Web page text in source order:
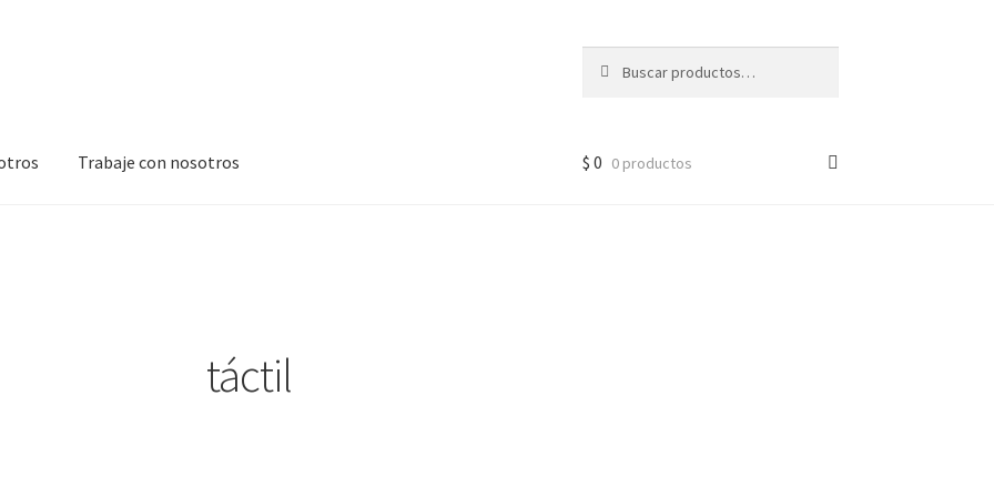
por:
Trabaje con nosotros
Videobeam
$ 0 0 productos
táctil